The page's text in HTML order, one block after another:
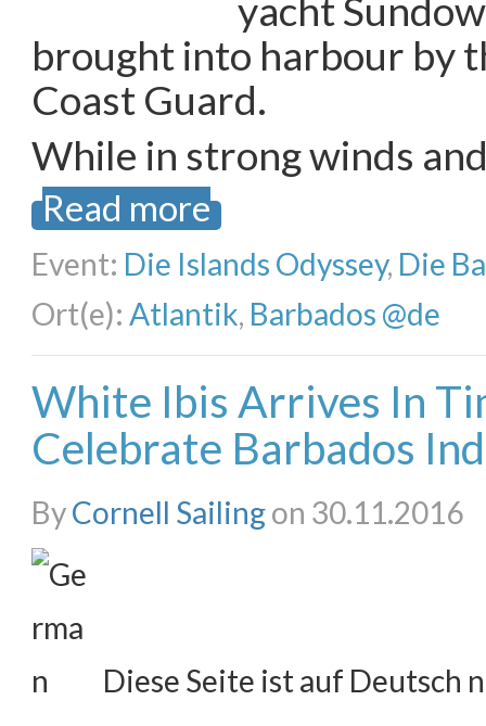
yacht
brought into harbour by
Coast Guard.
While in strong winds
Read more
Event: Die Islands Odyssey, Die
Ort(e): Atlantik, Barbados @de
White Ibis Arrives In
Celebrate Barbados
ByCornell Sailingon 30.11.2016
Diese Seite ist auf Deutsch